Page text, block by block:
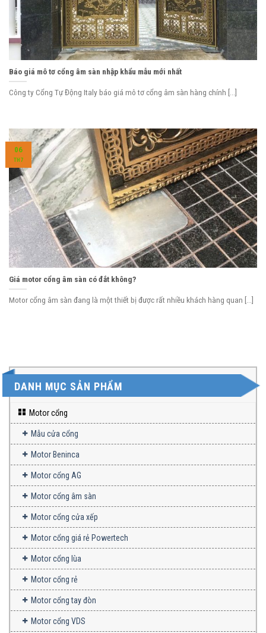
Báo giá mô tơ cổng âm sàn nhập khẩu mẫu mới nhất
Công ty Cổng Tự Động Italy báo giá mô tơ cổng âm sàn hàng chính [...]
Giá motor cổng âm sàn có đắt không?
Motor cổng âm sàn đang là một thiết bị được rất nhiều khách hàng quan [...]
06
TH7
DANH MỤC SẢN PHẨM
Motor cổng
Mẫu cửa cổng
Motor Beninca
Motor cổng AG
Motor cổng âm sàn
Motor cổng cửa xếp
Motor cổng giá rẻ Powertech
Motor cổng lùa
Motor cổng rẻ
Motor cổng tay đòn
Motor cổng VDS